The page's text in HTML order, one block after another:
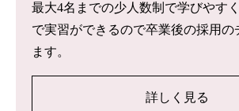
最大4名までの少人数制で学びやす
で実習ができるので卒業後の採用の
ます。
詳しく見る